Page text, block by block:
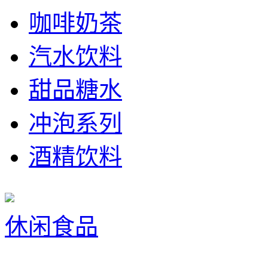
咖啡奶茶
汽水饮料
甜品糖水
冲泡系列
酒精饮料
休闲食品